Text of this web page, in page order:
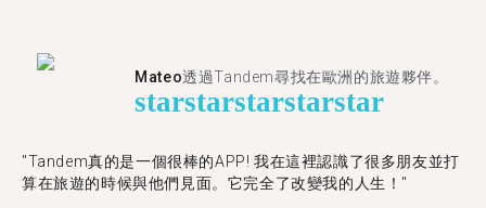
Mateo透過Tandem尋找在歐洲的旅遊夥伴。
starstarstarstarstar
"Tandem真的是一個很棒的APP! 我在這裡認識了很多朋友並打
算在旅遊的時候與他們見面。它完全了改變我的人生！"